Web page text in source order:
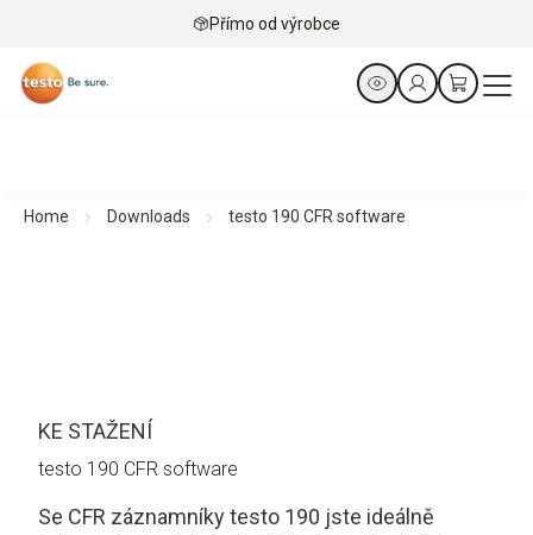
Přímo od výrobce
Home Downloads testo 190 CFR software
KE STAŽENÍ
testo 190 CFR software
Se CFR záznamníky testo 190 jste ideálně